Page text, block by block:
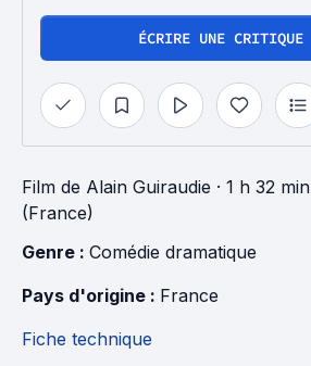
ÉCRIRE UNE CRITIQUE
Film de Alain Guiraudie · 1 h 32 min
(France)
Genre : Comédie dramatique
Pays d'origine : France
Fiche technique